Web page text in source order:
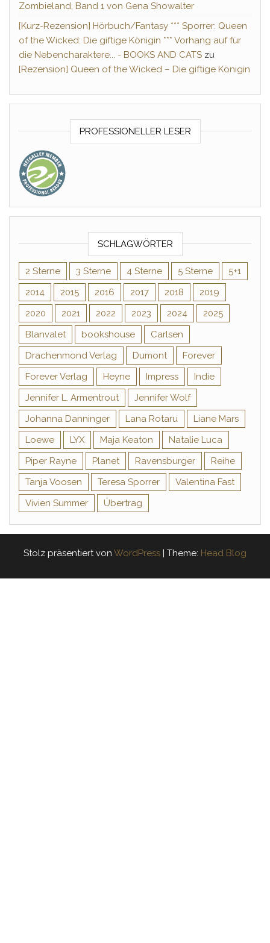
Zombieland, Band 1 von Gena Showalter
[Kurz-Rezension] Hörbuch/Fantasy *** Sporrer: Queen
of the Wicked: Die giftige Königin *** Vorhang auf für
die Nebencharaktere... - BOOKS AND CATS zu
[Rezension] Queen of the Wicked – Die giftige Königin
PROFESSIONELLER LESER
SCHLAGWÖRTER
2 Sterne 3 Sterne 4 Sterne 5 Sterne
5+1
2014
2015 2016 2017 2018
2019
2020
2021 2022 2023 2024
2025
Blanvalet
bookshouse
Carlsen
Drachenmond Verlag
Dumont
Forever
Forever Verlag
Heyne Impress
Indie
Jennifer L. Armentrout
Jennifer Wolf
Johanna Danninger
Lana Rotaru
Liane Mars
Loewe
LYX Maja Keaton
Natalie Luca
Piper Rayne
Planet Ravensburger
Reihe
Tanja Voosen
Teresa Sporrer
Valentina Fast
Vivien Summer
Übertrag
Stolz präsentiert von WordPress | Theme: Head Blog